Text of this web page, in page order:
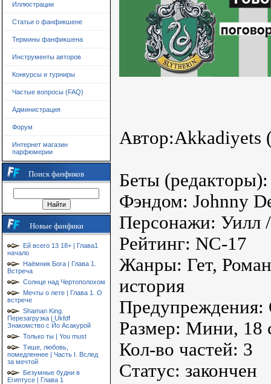
Иллюстрации
Статьи о фанфикшене
Термины фанфикшена
Инструменты авторов
Конкурсы и турниры
Частые вопросы (FAQ)
Администрация
Форум
Интернет магазин
парфюмерии
Поиск фанфиков
Новые фанфики
Ей всего 13 18+ | Глава1
начало
Наёмник Бога | Глава 1.
Встреча
Солнце над Чертополохом
Мечты о лете | Глава 1. О
встрече
Shaman King.
Перезагрузка | Ukfdf
Знакомство с Йо Асакурой
Только ты | You must
Тише, любовь,
помедленнее | Часть I. Вслед
за мечтой
Безумные будни в
Египтусе | Глава 1
Автор:Akkadiyets
Беты
Фэндом: Johnny
Персонажи: Уилл
Рейтинг: NC-17
Жанры: Гет,
история
Предупреждения:
Размер: Мини, 18
Кол-во частей: 3
Статус: закончен